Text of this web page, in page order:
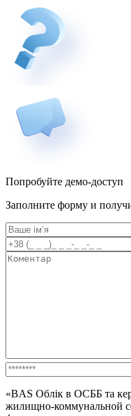
Попробуйте демо-доступ
Заполните форму и
«BAS Облік в ОСББ та
жилищно-коммунальной